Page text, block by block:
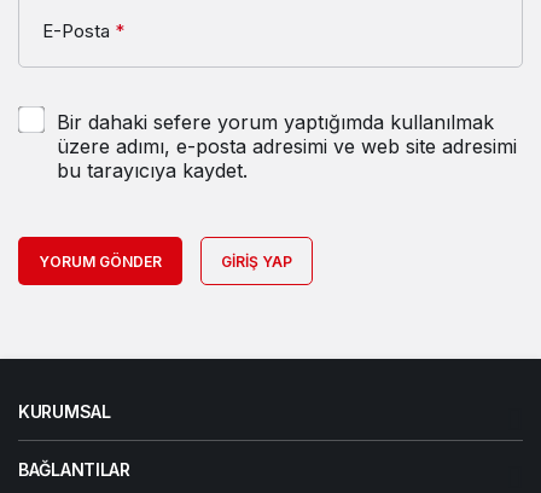
E-Posta *
Bir dahaki sefere yorum yaptığımda kullanılmak
üzere adımı, e-posta adresimi ve web site adresimi
bu tarayıcıya kaydet.
YORUM GÖNDER GIRIŞ YAP
KURUMSAL
BAĞLANTILAR